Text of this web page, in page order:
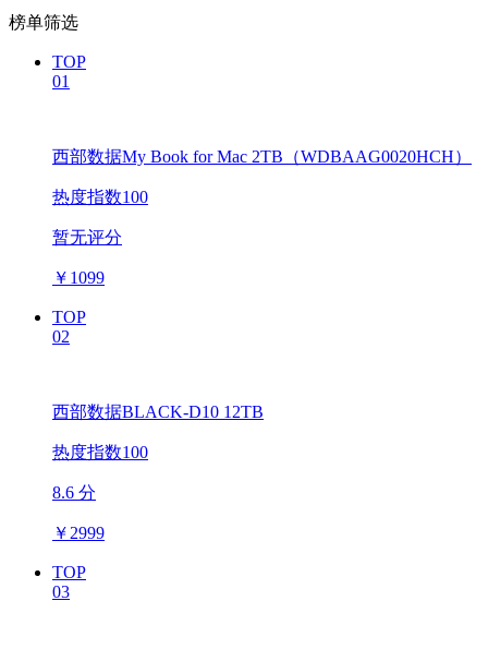
榜单筛选
TOP
01
西部数据My Book for Mac 2TB（WDBAAG0020HCH）
热度指数100
暂无评分
￥ 1099
TOP
02
西部数据BLACK-D10 12TB
热度指数100
8.6 分
￥ 2999
TOP
03